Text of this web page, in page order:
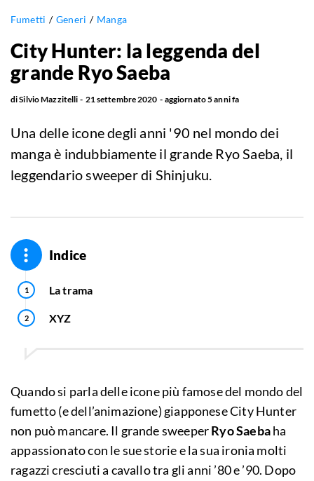
Fumetti Generi Manga
City Hunter: la leggenda del
grande Ryo Saeba
diSilvio Mazzitelli 21 settembre 2020 aggiornato5 anni fa
Una delle icone degli anni '90 nel mondo dei
manga è indubbiamente il grande Ryo Saeba, il
leggendario sweeper di Shinjuku.
Indice
La trama
XYZ
Quando si parla delle icone più famose del mondo del
fumetto (e dell’animazione) giapponese City Hunter
non può mancare. Il grande sweeperRyo Saebaha
appassionato con le sue storie e la sua ironia molti
ragazzi cresciuti a cavallo tra gli anni ’80 e ’90. Dopo